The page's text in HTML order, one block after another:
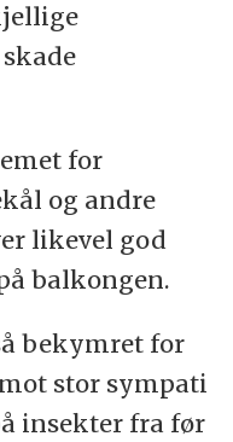
for
og andre
likevel god
balkongen.
bekymret for
stor sympati
insekter fra før